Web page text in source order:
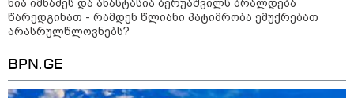
"დღეს ვიმგზავრეთ
მატარებლით, რომელიც ახალი
ირაკლი კობახიძე
ნია იმნაძეს და ანასტასია ბერუაშვილს ბრალდება
წარედგინათ - რამდენ წლიანი პატიმრობა ემუქრებათ
არასრულწლოვნებს?
BPN.GE